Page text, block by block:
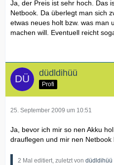
Ja, der Preis ist sehr hoch. Das
Netbook. Da überlegt man sich
etwas neues holt bzw. was man
machen will. Eventuell reicht
düdldihüü
Profi
25. September 2009 um 10:51
Ja, bevor ich mir so nen Akku
drauflegen und mir nen Netbook
2 Mal editiert, zuletzt von düdldihüü